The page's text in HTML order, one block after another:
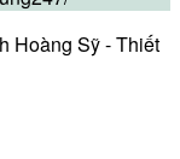
Hoàng Sỹ - Thiết